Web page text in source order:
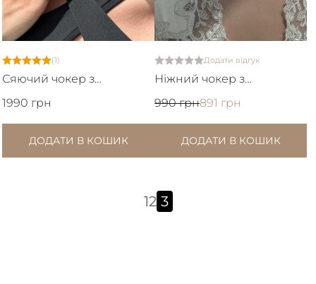
(1)
Сяючий чокер з
натуральних перлин
1990 грн
ДОДАТИ В КОШИК
Додати відгук
Ніжний чокер з
японського бісеру та
990 грн891 грн
ДОДАТИ В КОШИК
12 3